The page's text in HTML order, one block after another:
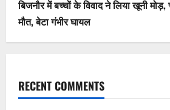
बिजनौर में बच्चों के विवाद ने लिया खूनी
मौत, बेटा गंभीर घायल
RECENT COMMENTS